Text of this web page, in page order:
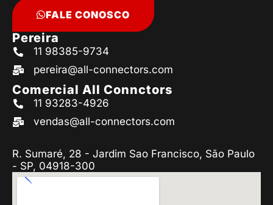
FALE CONOSCO
Pereira
11 98385-9734
pereira@all-connectors.com
Comercial All Connctors
11 93283-4926
vendas@all-connectors.com
R. Sumaré, 28 - Jardim Sao Francisco, São Paulo
- SP, 04918-300